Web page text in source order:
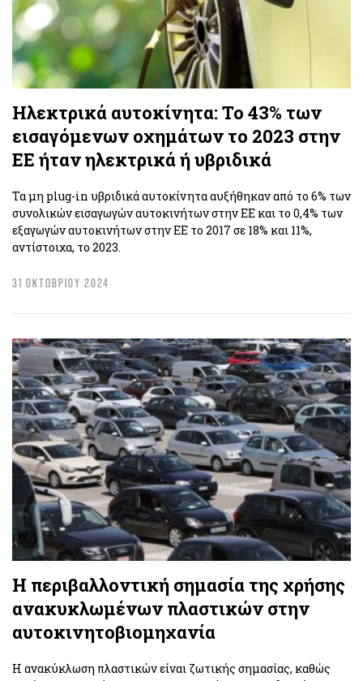
Ηλεκτρικά αυτοκίνητα: Το 43% των
εισαγόμενων οχημάτων το 2023 στην
ΕΕ ήταν ηλεκτρικά ή υβριδικά
Τα μη plug-in υβριδικά αυτοκίνητα αυξήθηκαν από το 6% των
συνολικών εισαγωγών αυτοκινήτων στην ΕΕ και το 0,4% των
εξαγωγών αυτοκινήτων στην ΕΕ το 2017 σε 18% και 11%,
αντίστοιχα, το 2023.
31 ΟΚΤΩΒΡΙΟΥ 2024
Η περιβαλλοντική σημασία της χρήσης
ανακυκλωμένων πλαστικών στην
αυτοκινητοβιομηχανία
Η ανακύκλωση πλαστικών είναι ζωτικής σημασίας, καθώς